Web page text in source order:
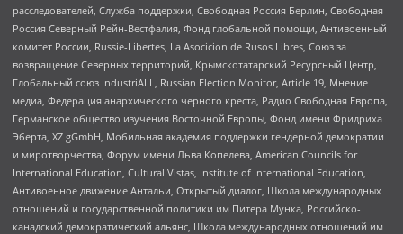
расследователей, Служба поддержки, Свободная Россия Берлин, Свободная
Россия Северный Рейн-Вестфалия, Фонд глобальной помощи, Антивоенный
комитет России, Russie-Libertes, La Asocicion de Rusos Libres, Союз за
возвращение Северных территорий, Крымскотатарский Ресурсный Центр,
Глобальный союз IndustriALL, Russian Election Monitor, Article 19, Мнение
медиа, Федерация анархического черного креста, Радио Свободная Европа,
Германское общество изучения Восточной Европы, Фонд имени Фридриха
Эберта, XZ gGmbH, Мобильная академия поддержки гендерной демократии
и миротворчества, Форум имени Льва Копелева, American Councils for
International Education, Cultural Vistas, Institute of International Education,
Антивоенное движение Антальи, Открытый диалог, Школа международных
отношений и государственной политики им Питера Мунка, Российско-
канадский демократический альянс, Школа международных отношений им